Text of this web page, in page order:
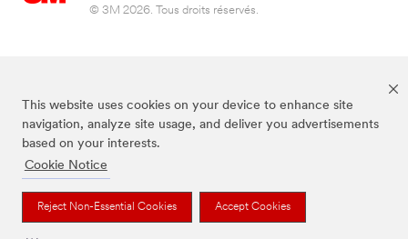
This website uses cookies on your device to enhance site
navigation, analyze site usage, and deliver you advertisements
based on your interests.
Cookie Notice
Reject Non-Essential Cookies Accept Cookies
© 3M 2026. Tous droits réservés.
de 3M.